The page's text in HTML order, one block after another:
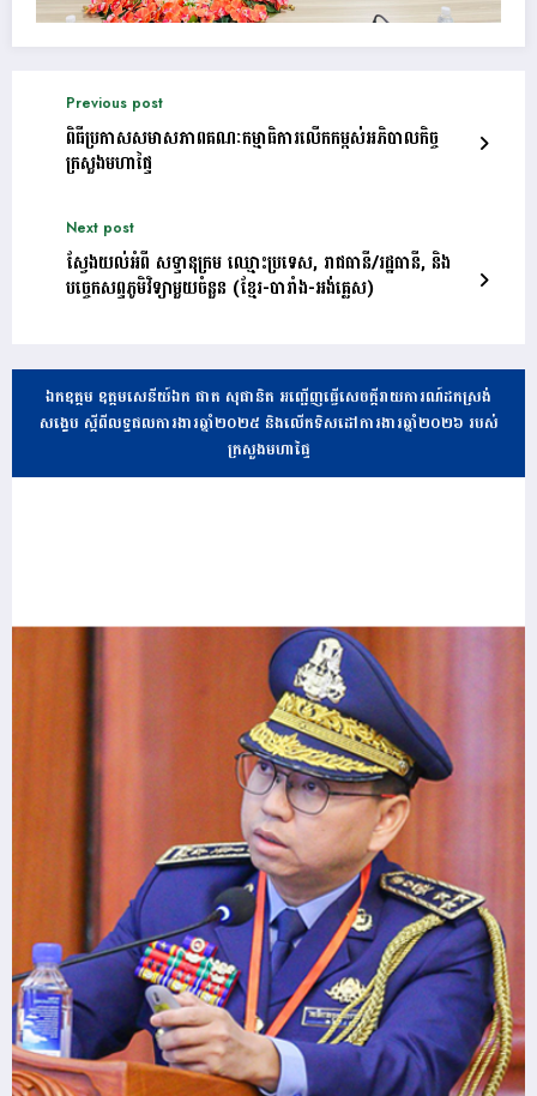
Previous post
ពិធីប្រកាសសមាសភាពគណៈកម្មាធិការលើកកម្ពស់អភិបាលកិច្ច
ក្រសួងមហាផ្ទៃ
Next post
ស្វែងយល់អំពី សទ្ទានុក្រម ឈ្មោះប្រទេស, រាជធានី/រដ្ឋធានី, និង
បច្ចេកសព្ទភូមិវិទ្យាមួយចំនួន (ខ្មែរ-បារាំង-អង់គ្លេស)
ឯកឧត្តម ឧត្តមសេនីយ៍ឯក ផាត សុផានិត អញ្ជើញធ្វើសេចក្តីរាយការណ៍ដកស្រង់
សង្ខេប ស្តីពីលទ្ធផលការងារឆ្នាំ២០២៥ និងលើកទិសដៅការងារឆ្នាំ២០២៦ របស់
ក្រសួងមហាផ្ទៃ